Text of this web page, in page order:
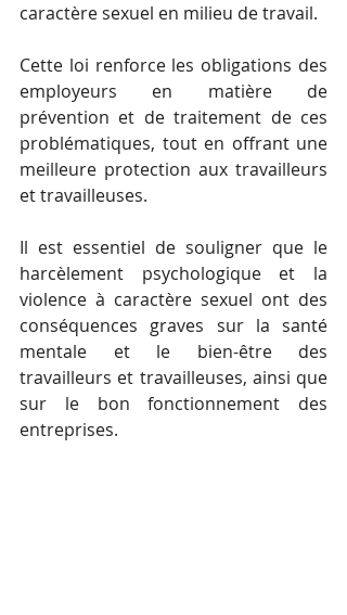
caractère sexuel en milieu de travail.
Cette loi renforce les obligations des
employeurs en matière de
prévention et de traitement de ces
problématiques, tout en offrant une
meilleure protection aux travailleurs
et travailleuses.
Il est essentiel de souligner que le
harcèlement psychologique et la
violence à caractère sexuel ont des
conséquences graves sur la santé
mentale et le bien-être des
travailleurs et travailleuses, ainsi que
sur le bon fonctionnement des
entreprises.